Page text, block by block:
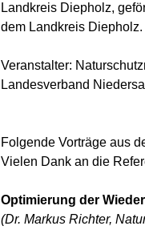
Landkreis Diepholz,
dem Landkreis Diepholz.
Veranstalter:
Landesverband
Folgende Vorträge aus
Vielen Dank an die
Optimierung der
(Dr. Markus Richter,